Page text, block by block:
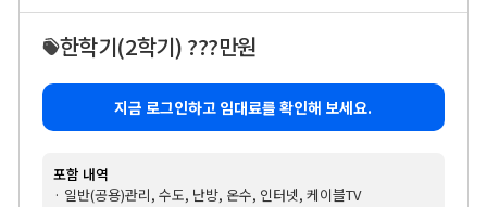
한학기(2학기) ???만원
지금 로그인하고 임대료를 확인해 보세요.
포함 내역
· 일반(공용)관리, 수도, 난방, 온수, 인터넷, 케이블TV